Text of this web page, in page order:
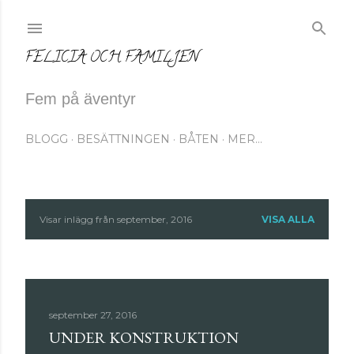
FELICIA OCH FAMILJEN
Fem på äventyr
BLOGG BESÄTTNINGEN BÅTEN MER…
I Visar inlägg från september, 2016 VISA ALLA
september 27, 2016
UNDER KONSTRUKTION